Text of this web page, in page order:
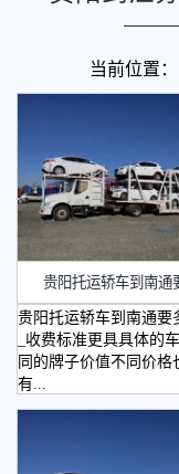
当前位置：
贵阳托运轿车到南通
贵阳托运轿车到南通要
_收费标准更具具体的
同的牌子价值不同价格
有...